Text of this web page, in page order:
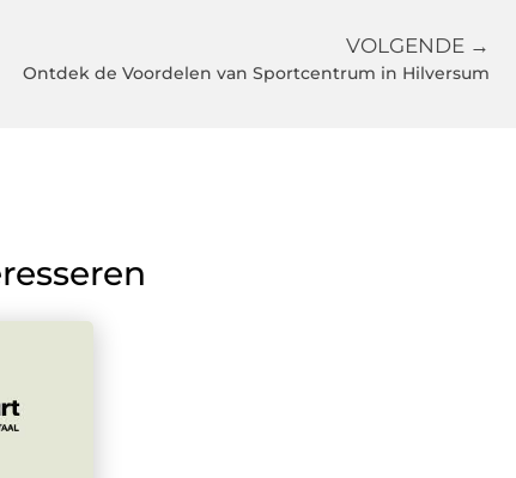
VOLGENDE →
Ontdek de Voordelen van Sportcentrum in Hilversum